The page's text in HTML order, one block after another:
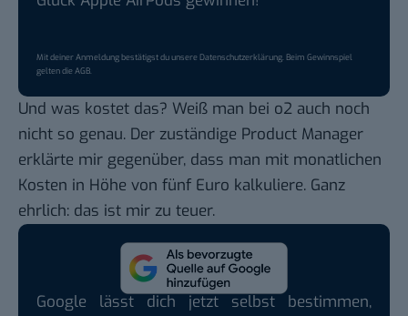
Mit deiner Anmeldung bestätigst du unsereDatenschutzerklärung. Beim Gewinnspiel
gelten dieAGB.
Und was kostet das? Weiß man bei o2 auch noch
nicht so genau. Der zuständige Product Manager
erklärte mir gegenüber, dass man mit monatlichen
Kosten in Höhe von fünf Euro kalkuliere. Ganz
ehrlich: das ist mir zu teuer.
Google lässt dich jetzt selbst bestimmen,